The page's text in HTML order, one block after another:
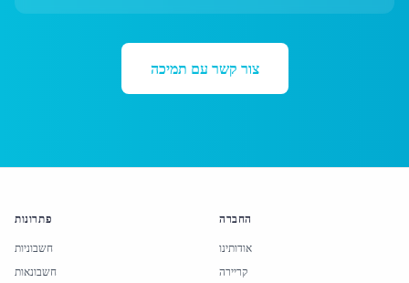
צור קשר עם תמיכה
פתרונות
חשבוניות
חשבונאות
החברה
אודותינו
קריירה